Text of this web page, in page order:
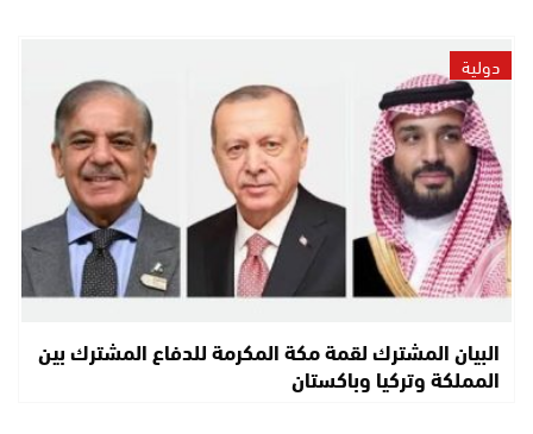
دولية
البيان المشترك لقمة مكة المكرمة للدفاع المشترك بين
المملكة وتركيا وباكستان